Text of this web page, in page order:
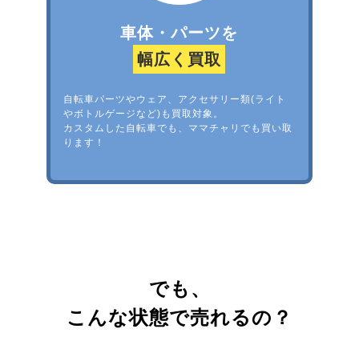
車体・パーツを
幅広く買取
自転車パーツやウェア、アクセサリー類(ライト
やボトルゲージなど)も買取対象。
カスタムした自転車でも、ママチャリでも買い取
ります！
でも、
こんな状態で売れるの？